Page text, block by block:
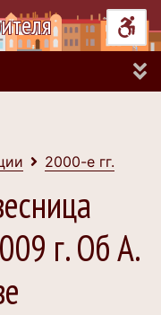
2000-е гг.
г. Об А.